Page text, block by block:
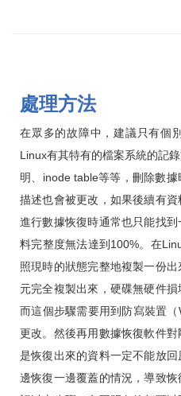
處理方法
在眾多的故障中，建議只有個
Linux有其特有的檔案系統的記
明、inode table等等，刪除數
描述也會被更改，如果後續有
進行數據恢復時通常也只能找
料完整度無法達到100%。在
照現時的狀態完整地複製一份
元完全複製出來，硬碟無硬件
而這個步驟需要用到防寫裝置
更改。然後再用數據恢復軟件
是恢復出來的資料一定不能放
邊恢復一邊覆蓋的情況，導致